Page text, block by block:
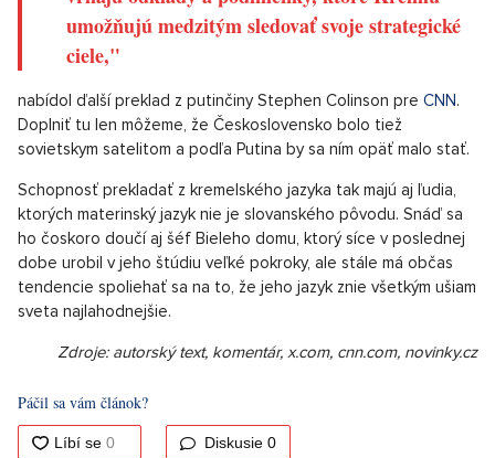
umožňujú medzitým sledovať svoje strategické
ciele,"
nabídol ďalší preklad z putinčiny Stephen Colinson pre CNN.
Doplniť tu len môžeme, že Československo bolo tiež
sovietskym satelitom a podľa Putina by sa ním opäť malo stať.
Schopnosť prekladať z kremelského jazyka tak majú aj ľudia,
ktorých materinský jazyk nie je slovanského pôvodu. Snáď sa
ho čoskoro doučí aj šéf Bieleho domu, ktorý síce v poslednej
dobe urobil v jeho štúdiu veľké pokroky, ale stále má občas
tendencie spoliehať sa na to, že jeho jazyk znie všetkým ušiam
sveta najlahodnejšie.
Zdroje: autorský text, komentár, x.com, cnn.com, novinky.cz
Páčil sa vám článok?
Diskusie 0